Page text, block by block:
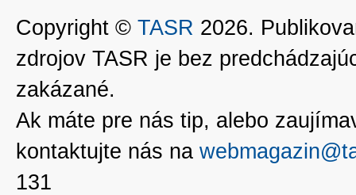
Copyright © TASR 2026.
zdrojov TASR je bez
zakázané.
Ak máte pre nás tip, alebo
kontaktujte nás na
131